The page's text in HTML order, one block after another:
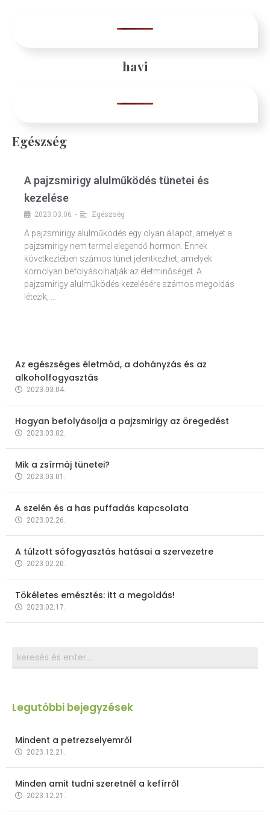
havi
Egészség
A pajzsmirigy alulműködés tünetei és
kezelése
2023.03.06. •
Egészség
A pajzsmirigy alulműködés egy olyan állapot, amelyet a
pajzsmirigy nem termel elegendő hormon. Ennek
következtében számos tünet jelentkezhet, amelyek
komolyan befolyásolhatják az életminőséget. A
pajzsmirigy alulműködés kezelésére számos megoldás
létezik, …
Az egészséges életmód, a dohányzás és az
alkoholfogyasztás
2023.03.04.
Hogyan befolyásolja a pajzsmirigy az öregedést
2023.03.02.
Mik a zsírmáj tünetei?
2023.03.01.
A szelén és a has puffadás kapcsolata
2023.02.26.
A túlzott sófogyasztás hatásai a szervezetre
2023.02.20.
Tökéletes emésztés: itt a megoldás!
2023.02.17.
Legutóbbi bejegyzések
Mindent a petrezselyemről
2023.12.21.
Minden amit tudni szeretnél a kefírről
2023.12.21.